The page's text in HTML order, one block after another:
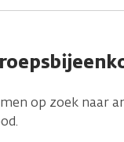
op zoek naar